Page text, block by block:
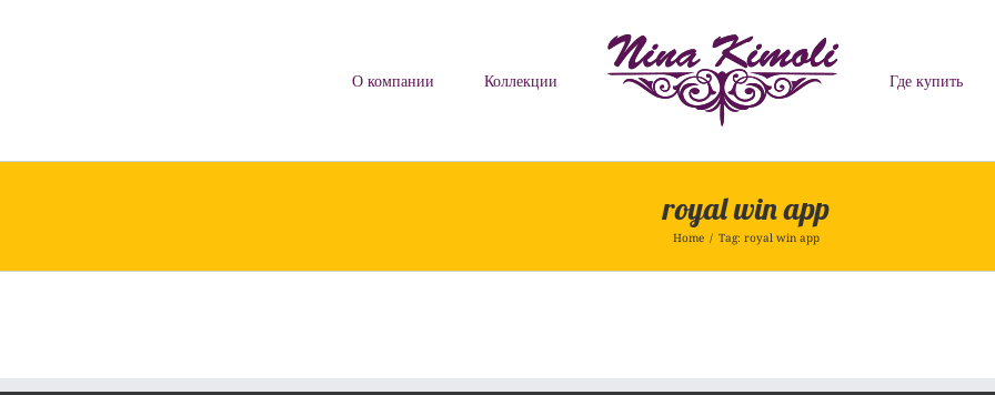
О компании Коллекции Где купить
royal win app
Home / Tag: royal win app